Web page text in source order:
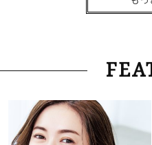
ラクなのに手
ーを叶える【
Fashion
40代のワンピ
厳選〈
Fashion